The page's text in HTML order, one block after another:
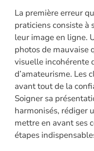
La première erreur
praticiens consiste à
leur image en ligne.
photos de mauvaise
visuelle incohérente
d’amateurisme. Les
avant tout de la
Soigner sa
harmonisés, rédiger
mettre en avant ses
étapes